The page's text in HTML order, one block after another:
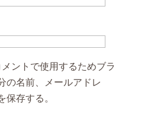
ントで使用するためブラ
の名前、メールアドレ
保存する。